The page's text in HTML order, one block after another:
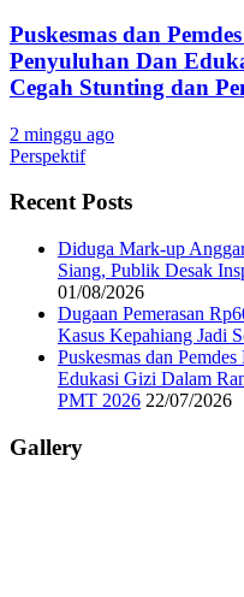
Puskesmas dan
Penyuluhan Dan
Cegah Stunting dan
2 minggu ago
Perspektif
Recent Posts
Diduga Mark-up
Siang, Publik Desak
01/08/2026
Dugaan Pemerasan
Kasus Kepahiang Jadi
Puskesmas dan
Edukasi Gizi Dalam
PMT 2026 22/07/2026
Gallery